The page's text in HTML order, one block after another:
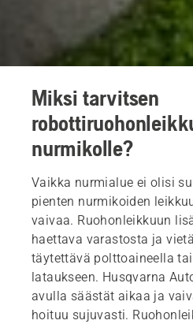
Miksi tarvitsen
nurmikolle?
Vaikka nurmialue ei olisi
pienten nurmikoiden
vaivaa. Ruohonleikkuun
haettava varastosta ja
täytettävä polttoaineella
lataukseen. Husqvarna
avulla säästät aikaa ja
hoituu sujuvasti.